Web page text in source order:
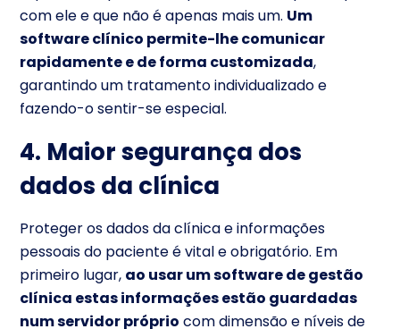
com ele e que não é apenas mais um. Um
software clínico permite-lhe comunicar
rapidamente e de forma customizada,
garantindo um tratamento individualizado e
fazendo-o sentir-se especial.
4. Maior segurança dos
dados da clínica
Proteger os dados da clínica e informações
pessoais do paciente é vital e obrigatório. Em
primeiro lugar, ao usar um software de gestão
clínica estas informações estão guardadas
num servidor próprio com dimensão e níveis de